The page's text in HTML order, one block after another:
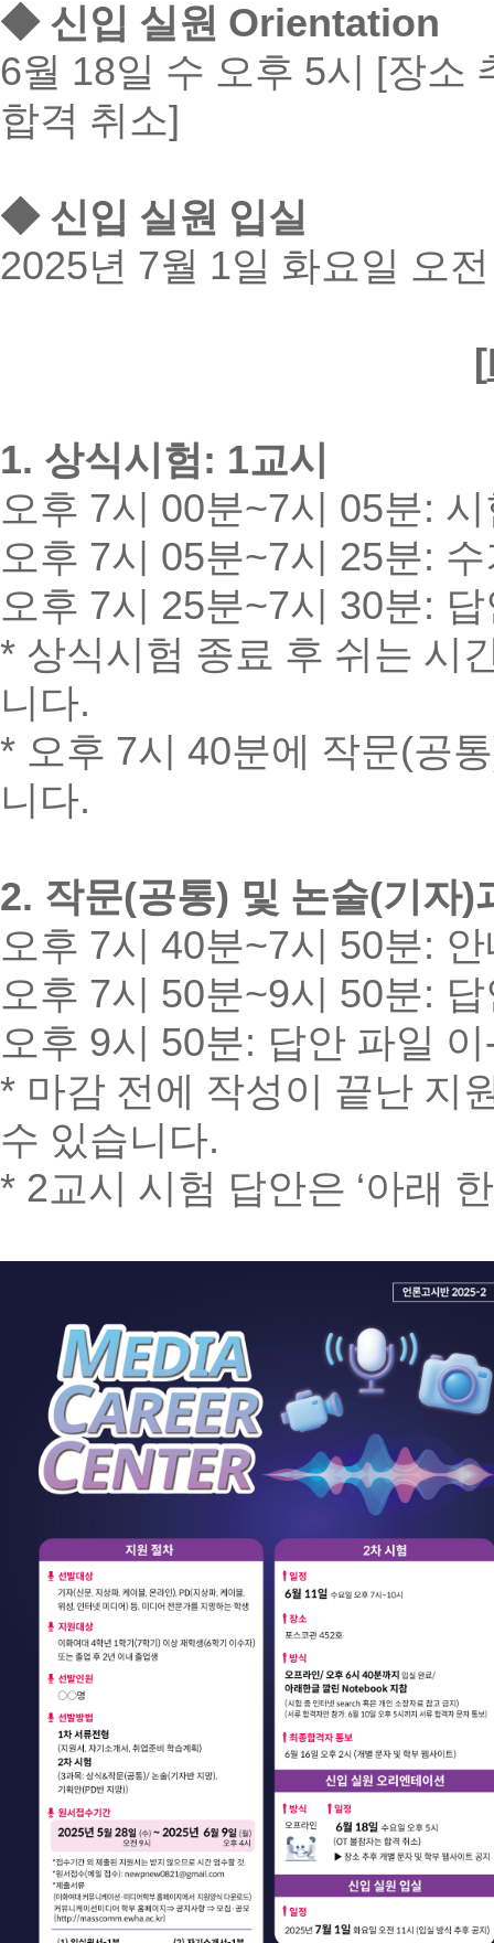
◆ 신입 실원 Orientation
6월 18일 수 오후 5시 [장소
합격 취소]
◆ 신입 실원 입실
2025년 7월 1일 화요일 오
[
1. 상식시험: 1교시
오후 7시 00분~7시 05분:
오후 7시 05분~7시 25분:
오후 7시 25분~7시 30분:
* 상식시험 종료 후 쉬는 시
니다.
* 오후 7시 40분에 작문(공통
니다.
2. 작문(공통) 및 논술(기자)
오후 7시 40분~7시 50분:
오후 7시 50분~9시 50분:
오후 9시 50분: 답안 파일 이
* 마감 전에 작성이 끝난 지
수 있습니다.
* 2교시 시험 답안은 ‘아래